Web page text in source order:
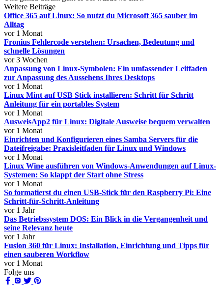
Weitere Beiträge
Office 365 auf Linux: So nutzt du Microsoft 365 sauber im
Alltag
vor 1 Monat
Fronius Fehlercode verstehen: Ursachen, Bedeutung und
schnelle Lösungen
vor 3 Wochen
Anpassung von Linux-Symbolen: Ein umfassender Leitfaden
zur Anpassung des Aussehens Ihres Desktops
vor 1 Monat
Linux Mint auf USB Stick installieren: Schritt für Schritt
Anleitung für ein portables System
vor 1 Monat
AusweisApp2 für Linux: Digitale Ausweise bequem verwalten
vor 1 Monat
Einrichten und Konfigurieren eines Samba Servers für die
Dateifreigabe: Praxisleitfaden für Linux und Windows
vor 1 Monat
Linux Wine ausführen von Windows-Anwendungen auf Linux-
Systemen: So klappt der Start ohne Stress
vor 1 Monat
So formatierst du einen USB-Stick für den Raspberry Pi: Eine
Schritt-für-Schritt-Anleitung
vor 1 Jahr
Das Betriebssystem DOS: Ein Blick in die Vergangenheit und
seine Relevanz heute
vor 1 Jahr
Fusion 360 für Linux: Installation, Einrichtung und Tipps für
einen sauberen Workflow
vor 1 Monat
Folge uns